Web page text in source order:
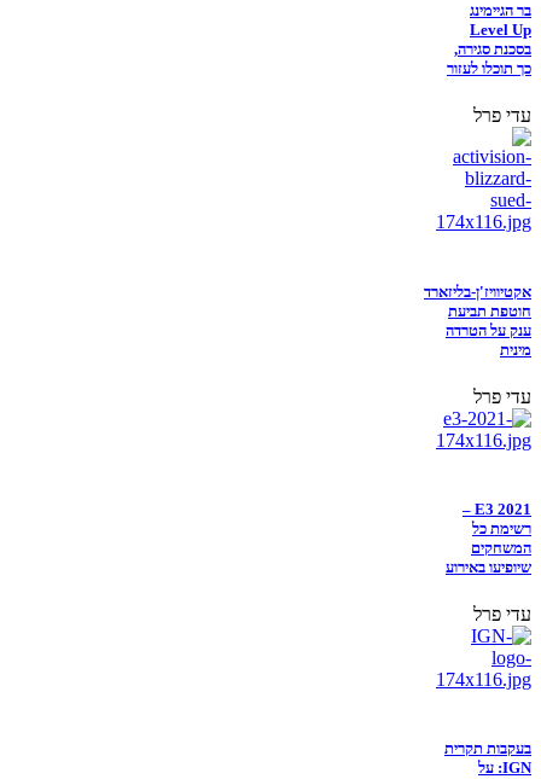
בר הגיימינג
Level Up
בסכנת סגירה,
כך תוכלו לעזור
עדי פרל
אקטיוויז'ן-בליזארד
חוטפת תביעת
ענק על הטרדה
מינית
עדי פרל
E3 2021 –
רשימת כל
המשחקים
שיופיעו באירוע
עדי פרל
בעקבות תקרית
IGN: על